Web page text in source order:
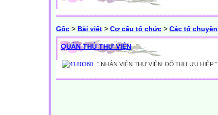
Gốc > Bài viết > Cơ cấu tổ chức > Các tổ
QUẢN THỦ THƯ VIỆN
" NHÂN VIÊN THƯ VIỆN: ĐỖ THỊ LƯU HIỆP